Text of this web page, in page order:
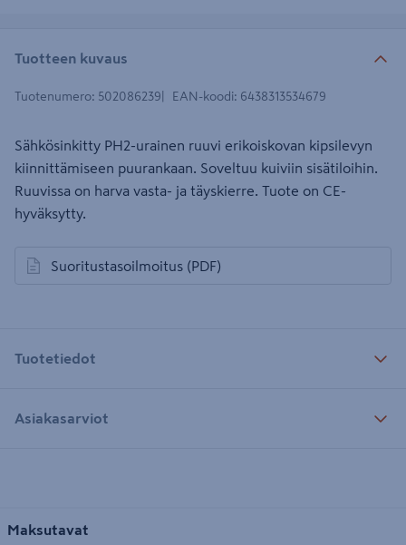
Tuotteen kuvaus
Tuotenumero: 502086239 EAN-koodi: 6438313534679
Sähkösinkitty PH2-urainen ruuvi erikoiskovan kipsilevyn
kiinnittämiseen puurankaan. Soveltuu kuiviin sisätiloihin.
Ruuvissa on harva vasta- ja täyskierre. Tuote on CE-
hyväksytty.
Suoritustasoilmoitus (PDF)
avautuu uuteen välilehteen
Tuotetiedot
Asiakasarviot
Maksutavat